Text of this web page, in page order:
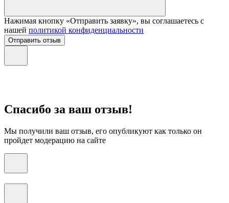
Нажимая кнопку «Отправить заявку», вы соглашаетесь с
нашей политикой конфиденциальности
Отправить отзыв
Спасибо за ваш отзыв!
Мы получили ваш отзыв, его опубликуют как только он
пройдет модерацию на сайте